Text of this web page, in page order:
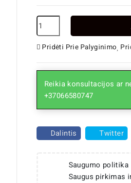
Pridėti Prie Palyginimo
Reikia konsultacijos ar
+37066580747
Dalintis Twitter
Saugumo politika
Saugus pirkimas